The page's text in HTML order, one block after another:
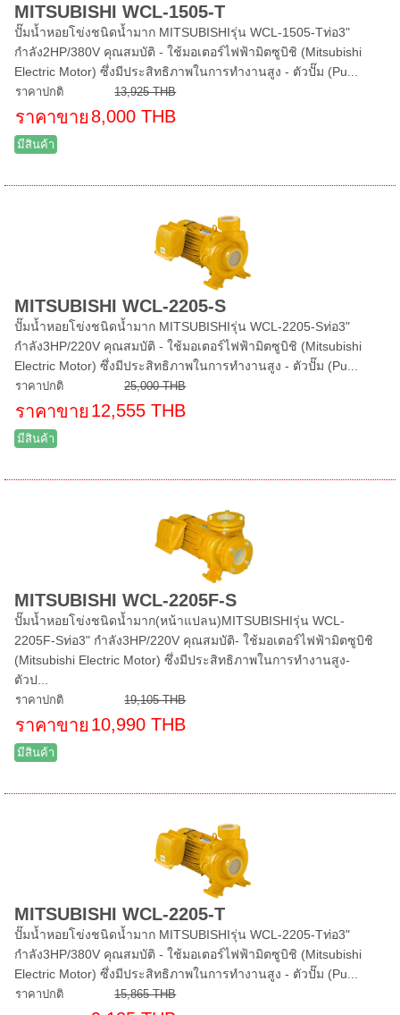
MITSUBISHI WCL-1505-T
ปั๊มน้ำหอยโข่งชนิดน้ำมาก MITSUBISHIรุ่น WCL-1505-Tท่อ3"
กำลัง2HP/380V คุณสมบัติ - ใช้มอเตอร์ไฟฟ้ามิตซูบิชิ (Mitsubishi
Electric Motor) ซึ่งมีประสิทธิภาพในการทำงานสูง - ตัวปั๊ม (Pu...
ราคาปกติ 13,925 THB
ราคาขาย 8,000 THB
มีสินค้า
MITSUBISHI WCL-2205-S
ปั๊มน้ำหอยโข่งชนิดน้ำมาก MITSUBISHIรุ่น WCL-2205-Sท่อ3"
กำลัง3HP/220V คุณสมบัติ - ใช้มอเตอร์ไฟฟ้ามิตซูบิชิ (Mitsubishi
Electric Motor) ซึ่งมีประสิทธิภาพในการทำงานสูง - ตัวปั๊ม (Pu...
ราคาปกติ 25,000 THB
ราคาขาย 12,555 THB
มีสินค้า
MITSUBISHI WCL-2205F-S
ปั๊มน้ำหอยโข่งชนิดน้ำมาก(หน้าแปลน)MITSUBISHIรุ่น WCL-
2205F-Sท่อ3" กำลัง3HP/220V คุณสมบัติ- ใช้มอเตอร์ไฟฟ้ามิตซูบิชิ
(Mitsubishi Electric Motor) ซึ่งมีประสิทธิภาพในการทำงานสูง-
ตัวป...
ราคาปกติ 19,105 THB
ราคาขาย 10,990 THB
มีสินค้า
MITSUBISHI WCL-2205-T
ปั๊มน้ำหอยโข่งชนิดน้ำมาก MITSUBISHIรุ่น WCL-2205-Tท่อ3"
กำลัง3HP/380V คุณสมบัติ - ใช้มอเตอร์ไฟฟ้ามิตซูบิชิ (Mitsubishi
Electric Motor) ซึ่งมีประสิทธิภาพในการทำงานสูง - ตัวปั๊ม (Pu...
ราคาปกติ 15,865 THB